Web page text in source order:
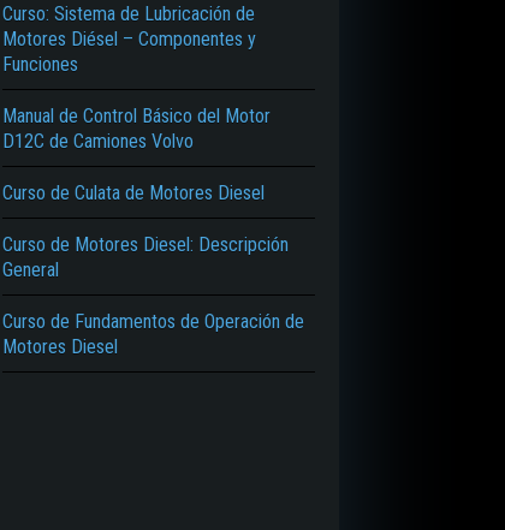
Curso: Sistema de Lubricación de
Motores Diésel – Componentes y
Funciones
Manual de Control Básico del Motor
D12C de Camiones Volvo
Curso de Culata de Motores Diesel
Curso de Motores Diesel: Descripción
General
Curso de Fundamentos de Operación de
Motores Diesel